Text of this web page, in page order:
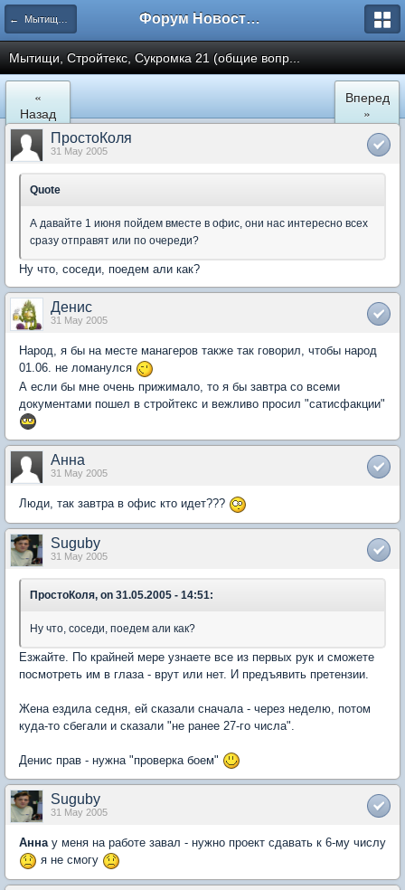
← Мытищи, Сукромка 21 Форум Новостройки
Мытищи, Стройтекс, Сукромка 21 (общие вопр...
«
Назад
Вперед
»
ПростоКоля
31 May 2005
Quote
А давайте 1 июня пойдем вместе в офис, они нас интересно всех
сразу отправят или по очереди?
Ну что, соседи, поедем али как?
Денис
31 May 2005
Народ, я бы на месте манагеров также так говорил, чтобы народ
01.06. не ломанулся
А если бы мне очень прижимало, то я бы завтра со всеми
документами пошел в стройтекс и вежливо просил "сатисфакции"
Анна
31 May 2005
Люди, так завтра в офис кто идет???
Suguby
31 May 2005
ПростоКоля, on 31.05.2005 - 14:51:
Ну что, соседи, поедем али как?
Езжайте. По крайней мере узнаете все из первых рук и сможете
посмотреть им в глаза - врут или нет. И предъявить претензии.
Жена ездила седня, ей сказали сначала - через неделю, потом
куда-то сбегали и сказали "не ранее 27-го числа".
Денис прав - нужна "проверка боем"
Suguby
31 May 2005
Аннау меня на работе завал - нужно проект сдавать к 6-му числу
я не смогу